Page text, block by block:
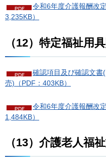
令和6年度介護報酬改
3,235KB）
（12）特定福祉用
確認項目及び確認文書
売)（PDF：403KB）
令和6年度介護報酬改
1,484KB）
（13）介護老人福